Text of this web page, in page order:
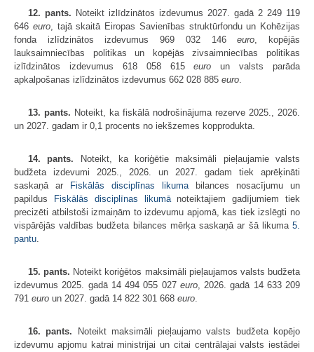
12. pants. Noteikt izlīdzinātos izdevumus 2027. gadā 2 249 119
646 euro, tajā skaitā Eiropas Savienības struktūrfondu un Kohēzijas
fonda izlīdzinātos izdevumus 969 032 146euro , kopējās
lauksaimniecības politikas un kopējās zivsaimniecības politikas
izlīdzinātos izdevumus 618 058 615euro un valsts parāda
apkalpošanas izlīdzinātos izdevumus 662 028 885 euro
13. pants. Noteikt, ka fiskālā nodrošinājuma rezerve 2025., 2026.
un 2027. gadam ir 0,1 procents no iekšzemes kopprodukta.
14. pants. Noteikt, ka koriģētie maksimāli pieļaujamie valsts
budžeta izdevumi 2025., 2026. un 2027. gadam tiek aprēķināti
saskaņā ar
Fiskālās disciplīnas likuma bilances nosacījumu un
papildus
Fiskālās disciplīnas likumānoteiktajiem gadījumiem tiek
precizēti atbilstoši izmaiņām to izdevumu apjomā, kas tiek izslēgti no
vispārējās valdības budžeta bilances mērķa saskaņā ar šā likuma 5.
pantu
15. pants. Noteikt koriģētos maksimāli pieļaujamos valsts budžeta
izdevumus 2025. gadā 14 494 055 027 euro, 2026. gadā 14 633 209
791 euro un 2027. gadā 14 822 301 668 euro
16. pants. Noteikt maksimāli pieļaujamo valsts budžeta kopējo
izdevumu apjomu katrai ministrijai un citai centrālajai valsts iestādei